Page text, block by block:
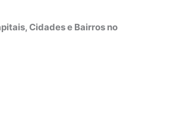
Cidades e Bairros no